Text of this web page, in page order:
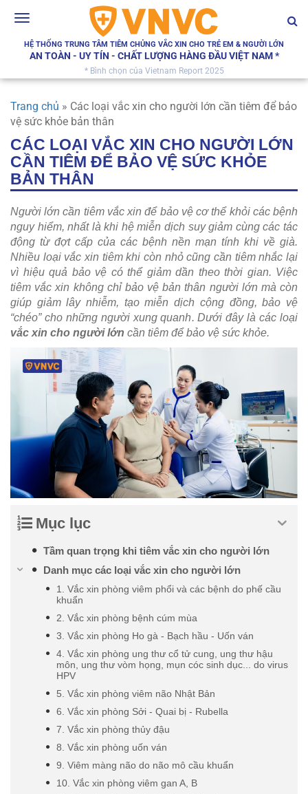
Toggle
HỆ THỐNG TRUNG TÂM TIÊM CHỦNG VẮC XIN CHO TRẺ EM & NGƯỜI LỚN
AN TOÀN - UY TÍN - CHẤT LƯỢNG HÀNG ĐẦU VIỆT NAM *
* Bình chọn của Vietnam Report 2025
Trang chủ » Các loại vắc xin cho người lớn cần tiêm để bảo
vệ sức khỏe bản thân
CÁC LOẠI VẮC XIN CHO NGƯỜI LỚN
CẦN TIÊM ĐỂ BẢO VỆ SỨC KHỎE
BẢN THÂN
Người lớn cần tiêm vắc xin để bảo vệ cơ thể khỏi các bệnh
nguy hiểm, nhất là khi hệ miễn dịch suy giảm cùng các tác
động từ đợt cấp của các bệnh nền mạn tính khi về già.
Nhiều loại vắc xin tiêm khi còn nhỏ cũng cần tiêm nhắc lại
vì hiệu quả bảo vệ có thể giảm dần theo thời gian. Việc
tiêm vắc xin không chỉ bảo vệ bản thân người lớn mà còn
giúp giảm lây nhiễm, tạo miễn dịch cộng đồng, bảo vệ
“chéo” cho những người xung quanh. Dưới đây là các loại
vắc xin cho người lớn cần tiêm để bảo vệ sức khỏe.
Mục lục
Tầm quan trọng khi tiêm vắc xin cho người lớn
Danh mục các loại vắc xin cho người lớn
1. Vắc xin phòng viêm phổi và các bệnh do phế cầu
khuẩn
2. Vắc xin phòng bệnh cúm mùa
3. Vắc xin phòng Ho gà - Bạch hầu - Uốn ván
4. Vắc xin phòng ung thư cổ tử cung, ung thư hậu
môn, ung thư vòm họng, mụn cóc sinh dục... do virus
HPV
5. Vắc xin phòng viêm não Nhật Bản
6. Vắc xin phòng Sởi - Quai bị - Rubella
7. Vắc xin phòng thủy đậu
8. Vắc xin phòng uốn ván
9. Viêm màng não do não mô cầu khuẩn
10. Vắc xin phòng viêm gan A, B